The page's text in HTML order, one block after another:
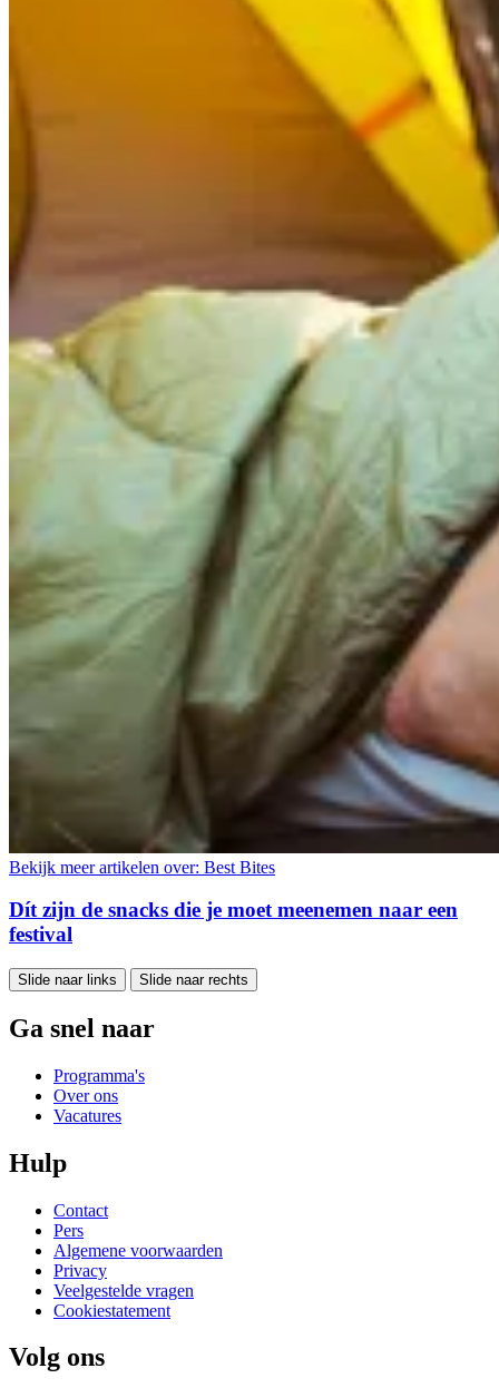
Bekijk meer artikelen over: Best Bites
Dít zijn de snacks die je moet meenemen naar een
festival
Slide naar links Slide naar rechts
Ga snel naar
Programma's
Over ons
Vacatures
Hulp
Contact
Pers
Algemene voorwaarden
Privacy
Veelgestelde vragen
Cookiestatement
Volg ons